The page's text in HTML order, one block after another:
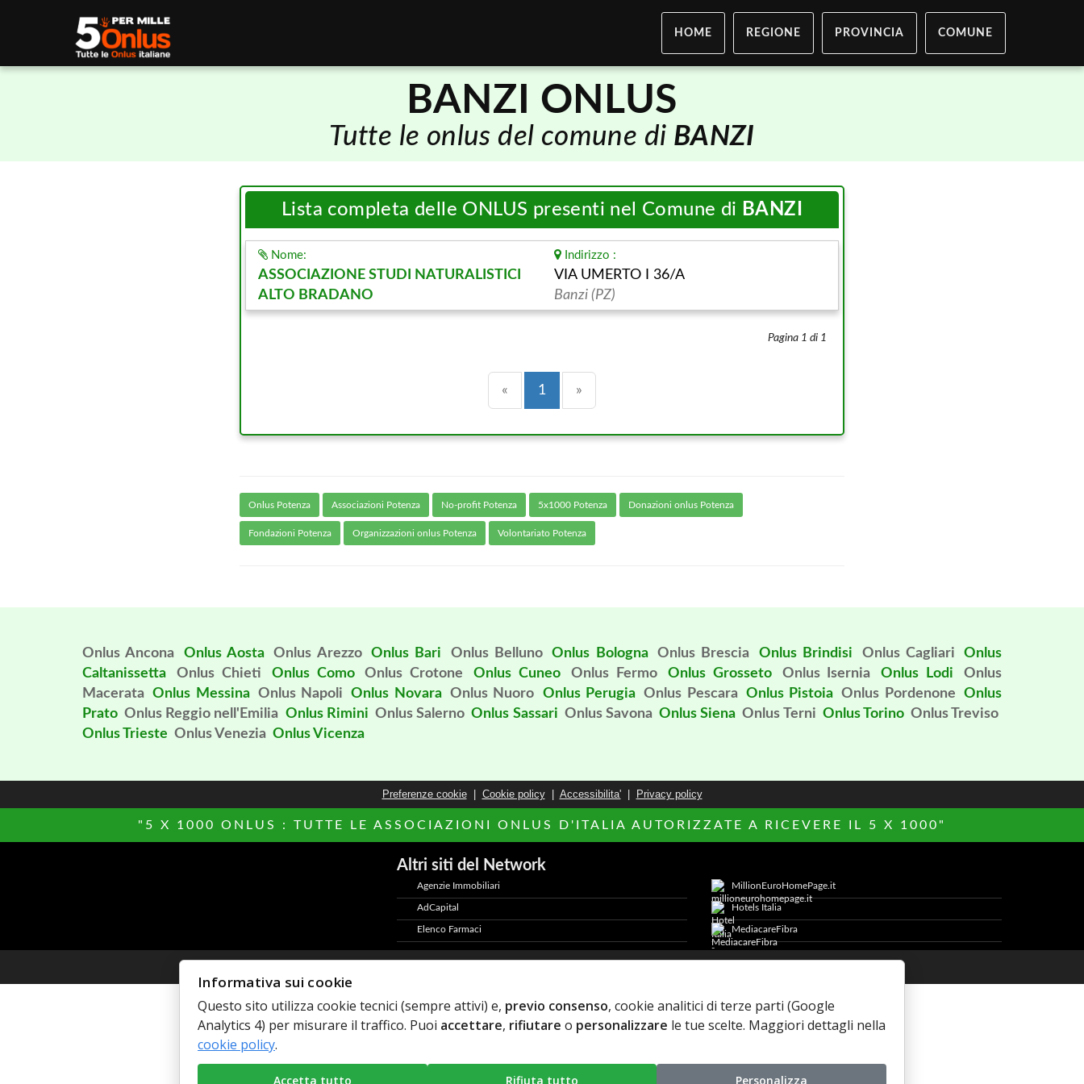
HOME REGIONE PROVINCIA COMUNE
BANZI ONLUS
Tutte le onlus del comune di BANZI
Lista completa delle ONLUS presenti nel Comune di BANZI
Nome:
ASSOCIAZIONE STUDI NATURALISTICI
ALTO BRADANO
Indirizzo :
VIA UMERTO I 36/A
Banzi (PZ)
Pagina 1 di 1
« Precedente
1 (current)
»
Onlus Potenza Associazioni Potenza No-profit Potenza 5x1000 Potenza Donazioni onlus Potenza
Fondazioni Potenza Organizzazioni onlus Potenza Volontariato Potenza
Onlus Ancona Onlus Aosta Onlus Arezzo Onlus Bari Onlus Belluno Onlus Bologna Onlus Brescia Onlus Brindisi Onlus Cagliari
Onlus
Caltanissetta
Onlus Chieti Onlus Como Onlus Crotone Onlus Cuneo Onlus Fermo Onlus Grosseto Onlus Isernia Onlus Lodi
Onlus
Macerata
Onlus Messina Onlus Napoli Onlus Novara Onlus Nuoro Onlus Perugia Onlus Pescara Onlus Pistoia Onlus Pordenone
Onlus
Prato Onlus Reggio nell'Emilia Onlus Rimini Onlus Salerno Onlus Sassari Onlus Savona Onlus Siena Onlus Terni Onlus Torino Onlus Treviso
Onlus Trieste Onlus Venezia Onlus Vicenza
Preferenze cookie| Cookie policy| Accessibilita'| Privacy policy
"5 X 1000 ONLUS : TUTTE LE ASSOCIAZIONI ONLUS D'ITALIA AUTORIZZATE A RICEVERE IL 5 X 1000"
Altri siti del Network
Agenzie Immobiliari MillionEuroHomePage.it
AdCapital Hotels Italia
Elenco Farmaci MediacareFibra
Informativa sui cookie
Questo sito utilizza cookie tecnici (sempre attivi) e, previo consenso, cookie analitici di terze parti (Google
Analytics 4) per misurare il traffico. Puoi accettare, rifiutare o personalizzare le tue scelte. Maggiori dettagli nella
cookie policy.
Accetta tutto Rifiuta tutto Personalizza